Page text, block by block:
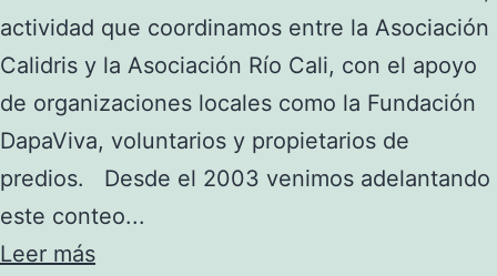
actividad que coordinamos entre la Asociación
Calidris y la Asociación Río Cali, con el apoyo
de organizaciones locales como la Fundación
DapaViva, voluntarios y propietarios de
predios. Desde el 2003 venimos adelantando
este conteo...
Leer más